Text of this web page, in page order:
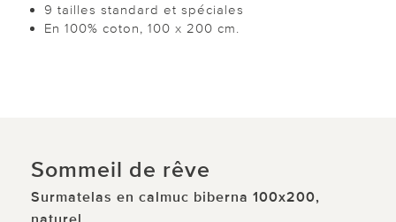
9 tailles standard et spéciales
En 100% coton, 100 x 200 cm.
Sommeil de rêve
Surmatelas en calmuc biberna 100x200,